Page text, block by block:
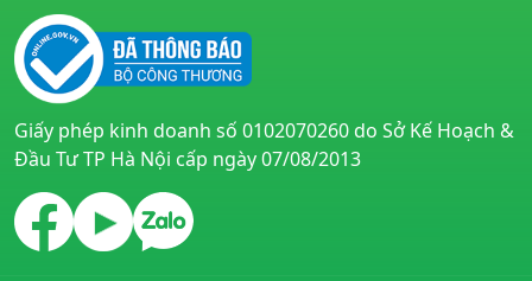
Giấy phép kinh doanh số 0102070260 do Sở Kế Hoạch &
Đầu Tư TP Hà Nội cấp ngày 07/08/2013